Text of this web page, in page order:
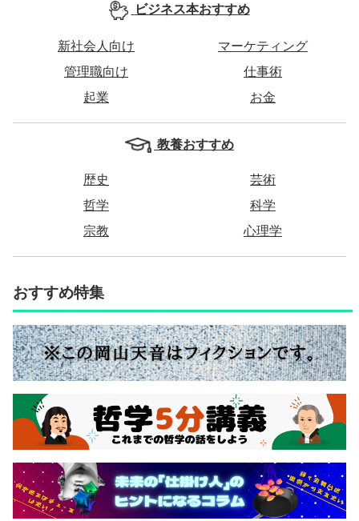
ビジネス本おすすめ
新社会人向け
マーケティング
管理職向け
仕事術
起業
お金
教養おすすめ
歴史
芸術
哲学
科学
宗教
心理学
おすすめ特集